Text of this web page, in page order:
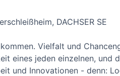
DACHSER SE
Vielfalt und
eines jeden einzelnen, und
und Innovationen - denn: